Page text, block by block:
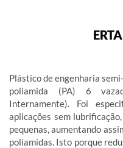
Plástico de engenharia
poliamida (PA) 6
Internamente). Foi
aplicações sem
pequenas, aumentando
poliamidas. Isto porque